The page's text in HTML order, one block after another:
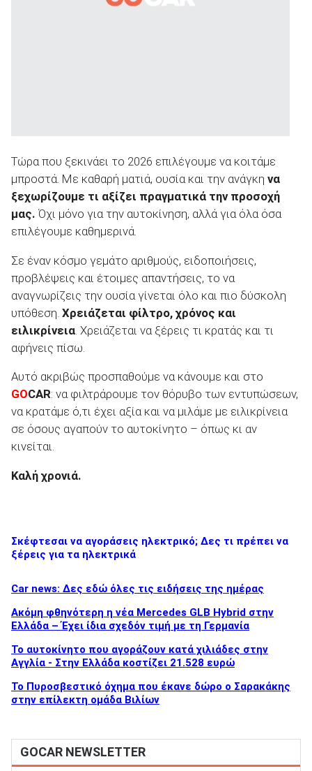
Τώρα που ξεκινάει το 2026 επιλέγουμε να κοιτάμε
μπροστά. Με καθαρή ματιά, ουσία και την ανάγκη να
ξεχωρίζουμε τι αξίζει πραγματικά την προσοχή
μας. Όχι μόνο για την αυτοκίνηση, αλλά για όλα όσα
επιλέγουμε καθημερινά.
Σε έναν κόσμο γεμάτο αριθμούς, ειδοποιήσεις,
προβλέψεις και έτοιμες απαντήσεις, το να
αναγνωρίζεις την ουσία γίνεται όλο και πιο δύσκολη
υπόθεση. Χρειάζεται φίλτρο, χρόνος και
ειλικρίνεια . Χρειάζεται να ξέρεις τι κρατάς και τι
αφήνεις πίσω.
Αυτό ακριβώς προσπαθούμε να κάνουμε και στο
GOCAR: να φιλτράρουμε τον θόρυβο των εντυπώσεων,
να κρατάμε ό,τι έχει αξία και να μιλάμε με ειλικρίνεια
σε όσους αγαπούν το αυτοκίνητο – όπως κι αν
κινείται.
Καλή χρονιά.
Σκέφτεσαι να αγοράσεις ηλεκτρικό; Δες τι πρέπει να
ξέρεις για τα ηλεκτρικά
Car news: Δες εδώ όλες τις ειδήσεις της ημέρας
Ακόμη φθηνότερη η νέα Mercedes GLB Hybrid στην
Ελλάδα – Έχει ίδια σχεδόν τιμή με τη Γερμανία
To αυτοκίνητο που αγοράζουν κατά χιλιάδες στην
Αγγλία - Στην Ελλάδα κοστίζει 21.528 ευρώ
Το Πυροσβεστικό όχημα που έκανε δώρο ο Σαρακάκης
στην επίλεκτη ομάδα Βιλίων
GOCAR NEWSLETTER